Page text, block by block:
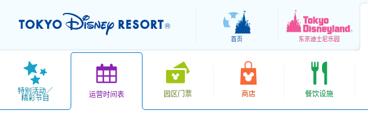
首页 东京迪士尼乐园
特别活动／
精彩节目
运营时间表 园区门票 商店 餐饮设施